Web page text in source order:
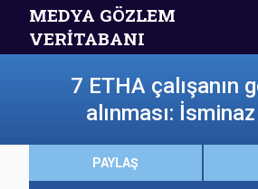
MEDYA GÖZLEM
VERİTABANI
7 ETHA çalışanın
alınması:
PAYLAŞ